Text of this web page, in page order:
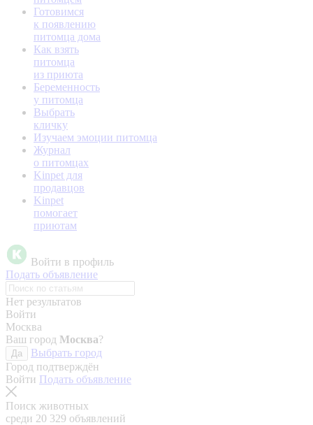
Готовимся
к появлению
питомца дома
Как взять
питомца
из приюта
Беременность
у питомца
Выбрать
кличку
Изучаем эмоции питомца
Журнал
о питомцах
Kinpet для
продавцов
Kinpet
помогает
приютам
Войти в профиль
Подать объявление
Нет результатов
Войти
Москва
Ваш город Москва?
Да
Выбрать город
Город подтверждён
Войти Подать объявление
Поиск животных
среди 20 329 объявлений